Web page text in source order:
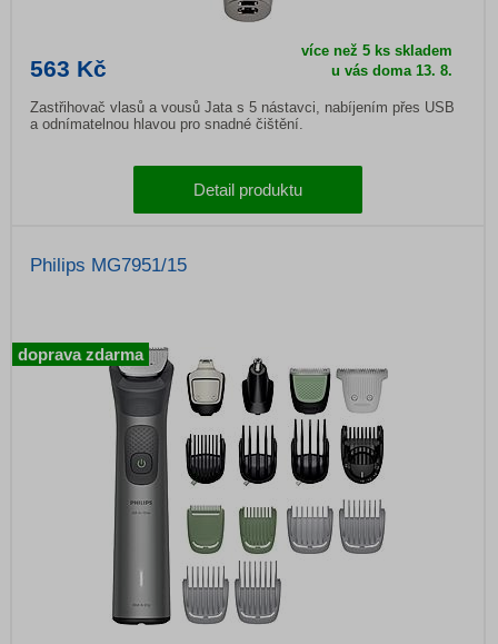
563 Kč
více než 5 ks skladem
u vás doma 13. 8.
Zastřihovač vlasů a vousů Jata s 5 nástavci, nabíjením přes USB
a odnímatelnou hlavou pro snadné čištění.
Detail produktu
Philips MG7951/15
doprava zdarma